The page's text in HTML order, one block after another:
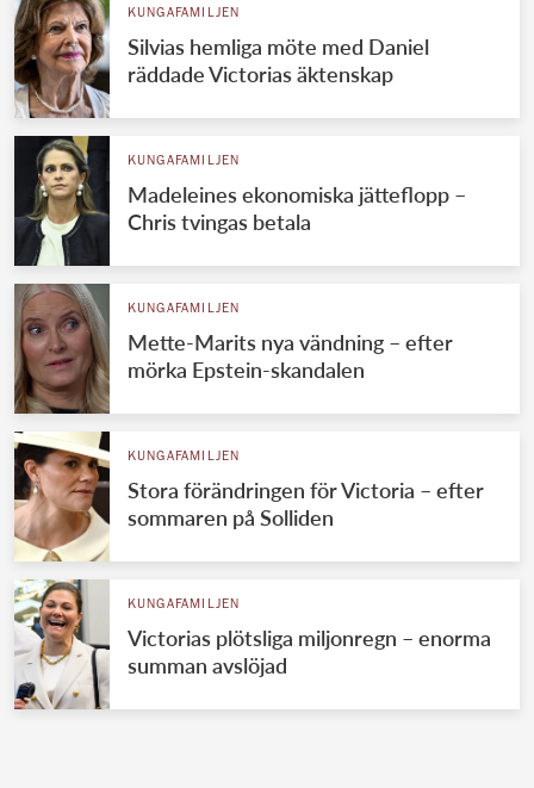
KUNGAFAMILJEN
Silvias hemliga möte med Daniel
räddade Victorias äktenskap
KUNGAFAMILJEN
Madeleines ekonomiska jätteflopp –
Chris tvingas betala
KUNGAFAMILJEN
Mette-Marits nya vändning – efter
mörka Epstein-skandalen
KUNGAFAMILJEN
Stora förändringen för Victoria – efter
sommaren på Solliden
KUNGAFAMILJEN
Victorias plötsliga miljonregn – enorma
summan avslöjad